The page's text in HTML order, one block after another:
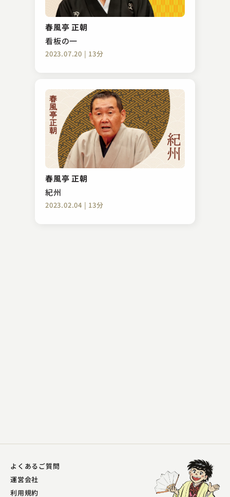
春風亭 正朝
看板の一
2023.07.20 | 13分
春風亭 正朝
紀州
2023.02.04 | 13分
三遊亭 天どん
粗忽長屋
2023.06.01 | 14分
三遊亭 遊馬
味噌蔵 バージョン3
2024.02.13 | 11分
よくあるご質問
運営会社
利用規約